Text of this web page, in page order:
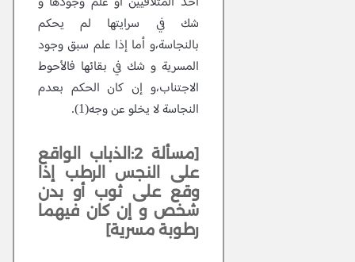
شك في سرايتها لم يحكم
بالنجاسة،و أما إذا علم سبق وجود
المسرية و شك في بقائها فالأحوط
الاجتناب،و إن كان الحكم بعدم
النجاسة لا يخلو عن وجه(1).
[مسألة 2:الذباب الواقع
على النجس الرطب إذا
وقع على ثوب أو بدن
شخص و إن كان فيهما
رطوبة مسرية]